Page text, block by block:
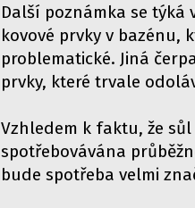
Další poznámka se týká
kovové prvky v bazénu,
problematické. Jiná
prvky, které trvale
Vzhledem k faktu, že
spotřebovávána
bude spotřeba velmi